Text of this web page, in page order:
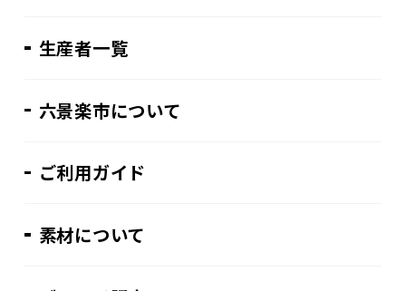
生産者一覧
六景楽市について
ご利用ガイド
素材について